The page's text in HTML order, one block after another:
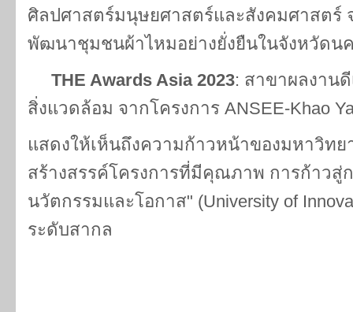
ศิลปศาสตร์มนุษยศาสตร์และสังคมศาสตร์
พัฒนาชุมชนผ้าไหมอย่างยั่งยืนในจังหวัดน
THE Awards Asia 2023: สาขาผลงาน
สิ่งแวดล้อม จากโครงการ ANSEE-Khao
แสดงให้เห็นถึงความก้าวหน้าของมหาวิท
สร้างสรรค์โครงการที่มีคุณภาพ การก้าวสู่
นวัตกรรมและโอกาส" (University of
ระดับสากล